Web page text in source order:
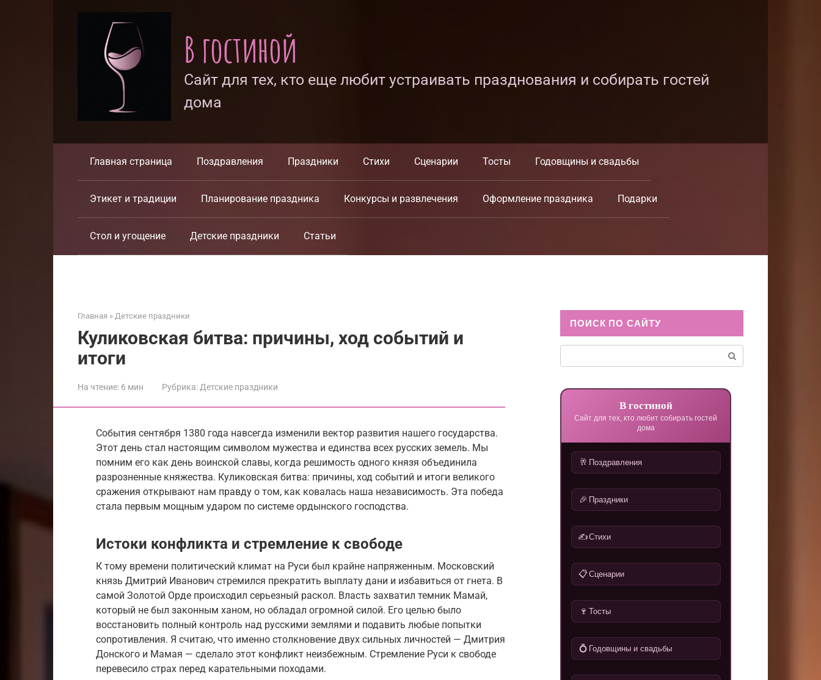
В гостиной
Сайт для тех, кто еще любит устраивать празднования и собирать гостей
дома
Главная страница Поздравления Праздники Стихи Сценарии Тосты Годовщины и свадьбы
Этикет и традиции Планирование праздника Конкурсы и развлечения Оформление праздника Подарки
Стол и угощение Детские праздники Статьи
Главная » Детские праздники
Куликовская битва: причины, ход событий и
итоги
На чтение: 6 мин Рубрика: Детские праздники
События сентября 1380 года навсегда изменили вектор развития нашего государства.
Этот день стал настоящим символом мужества и единства всех русских земель. Мы
помним его как день воинской славы, когда решимость одного князя объединила
разрозненные княжества. Куликовская битва: причины, ход событий и итоги великого
сражения открывают нам правду о том, как ковалась наша независимость. Эта победа
стала первым мощным ударом по системе ордынского господства.
Истоки конфликта и стремление к свободе
К тому времени политический климат на Руси был крайне напряженным. Московский
князь Дмитрий Иванович стремился прекратить выплату дани и избавиться от гнета. В
самой Золотой Орде происходил серьезный раскол. Власть захватил темник Мамай,
который не был законным ханом, но обладал огромной силой. Его целью было
восстановить полный контроль над русскими землями и подавить любые попытки
сопротивления. Я считаю, что именно столкновение двух сильных личностей — Дмитрия
Донского и Мамая — сделало этот конфликт неизбежным. Стремление Руси к свободе
перевесило страх перед карательными походами.
ПОИСК ПО САЙТУ
В гостиной
Сайт для тех, кто любит собирать гостей
дома
🥂 Поздравления
🎉 Праздники
✍️Стихи
📋 Сценарии
🍷 Тосты
💍 Годовщины и свадьбы